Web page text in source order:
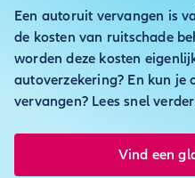
Een autoruit vervangen is
de kosten van ruitschade
worden deze kosten
autoverzekering? En kun je
vervangen? Lees snel
Vind een